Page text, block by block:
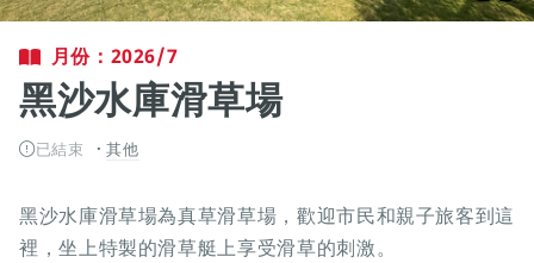
月份：2026/7
黑沙水庫滑草場
已結束 其他
黑沙水庫滑草場為真草滑草場，歡迎市民和親子旅客到這
裡，坐上特製的滑草艇上享受滑草的刺激。